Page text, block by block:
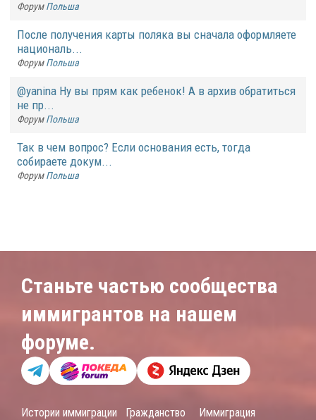
Форум Польша
После получения карты поляка вы сначала оформляете
националь...
Форум Польша
@yanina Ну вы прям как ребенок! А в архив обратиться
не пр...
Форум Польша
Так в чем вопрос? Если основания есть, тогда
собираете докум...
Форум Польша
Станьте частью сообщества
иммигрантов на нашем
форуме.
Истории иммиграции Гражданство Иммиграция